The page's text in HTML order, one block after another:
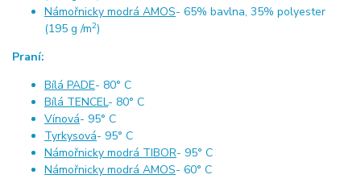
Námořnicky modrá AMOS- 65% bavlna, 35% polyester
(195 g /m2)
Praní:
Bílá PADE- 80° C
Bílá TENCEL- 80° C
Vínová- 95° C
Tyrkysová- 95° C
Námořnicky modrá TIBOR- 95° C
Námořnicky modrá AMOS- 60° C